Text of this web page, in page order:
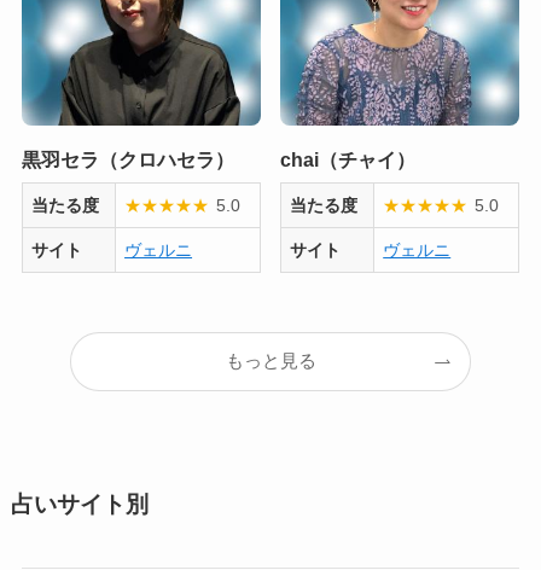
黒羽セラ（クロハセラ）
当たる度 ★★★★★ 5.0
サイト ヴェルニ
chai（チャイ）
当たる度 ★★★★★ 5.0
サイト ヴェルニ
もっと見る
占いサイト別